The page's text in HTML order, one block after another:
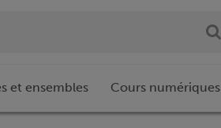
et ensembles Cours numériques